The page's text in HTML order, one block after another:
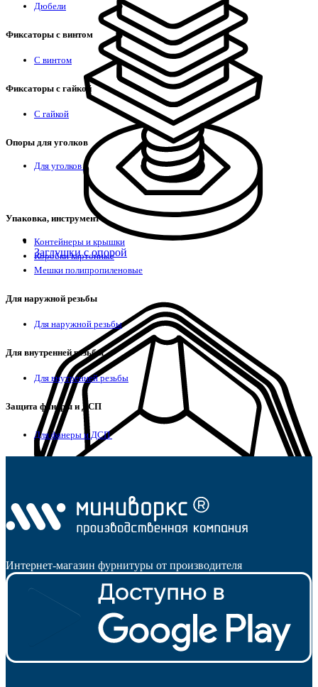
Заглушки с опорой
Дюбели
Фиксаторы с винтом
С винтом
Фиксаторы с гайкой
С гайкой
Опоры для уголков
Для уголков
Упаковка, инструмент
Контейнеры и крышки
Коробки картонные
Мешки полипропиленовые
Для наружной резьбы
Для наружной резьбы
Для внутренней резьбы
Для внутренней резьбы
Защита фанеры и ДСП
Для фанеры и ДСП
Интернет-магазин фурнитуры от производителя